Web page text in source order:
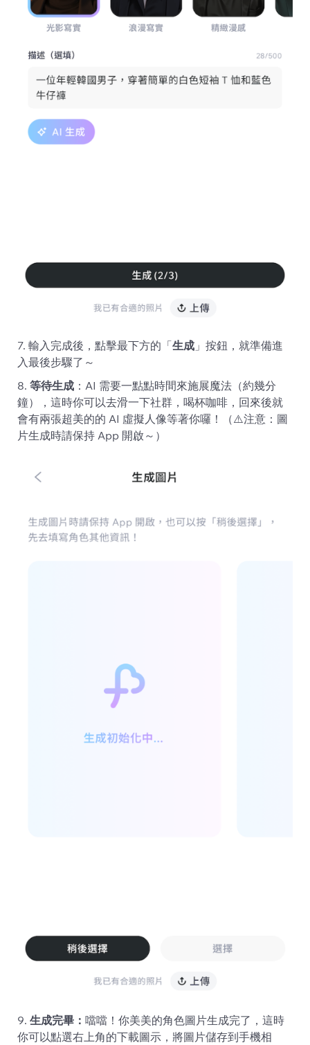
7. 輸入完成後，點擊最下方的「生成」按鈕，就準備進
入最後步驟了～
8. 等待生成：AI 需要一點點時間來施展魔法（約幾分
鐘），這時你可以去滑一下社群，喝杯咖啡，回來後就
會有兩張超美的的 AI 虛擬人像等著你囉！（⚠️注意：圖
片生成時請保持 App 開啟～）
9. 生成完畢： 噹噹！你美美的角色圖片生成完了，這時
你可以點選右上角的下載圖示，將圖片儲存到手機相